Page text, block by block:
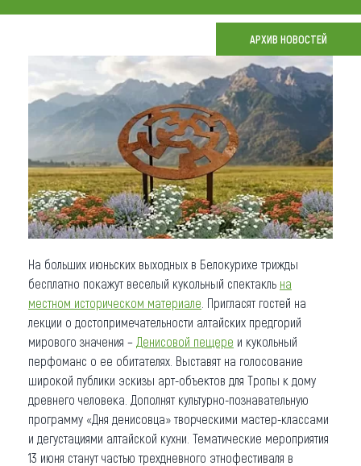
Что привезти (сувениры)
О регионе
Коллекция впечатлений
Другие рубрики
АРХИВ НОВОСТЕЙ
На больших июньских выходных в Белокурихе трижды
бесплатно покажут веселый кукольный спектакль на
местном историческом материале . Пригласят гостей на
лекции о достопримечательности алтайских предгорий
мирового значения – Денисовой пещере и кукольный
перфоманс о ее обитателях. Выставят на голосование
широкой публики эскизы арт-объектов для Тропы к дому
древнего человека. Дополнят культурно-познавательную
программу «Дня денисовца» творческими мастер-классами
и дегустациями алтайской кухни. Тематические мероприятия
13 июня станут частью трехдневного этнофестиваля в